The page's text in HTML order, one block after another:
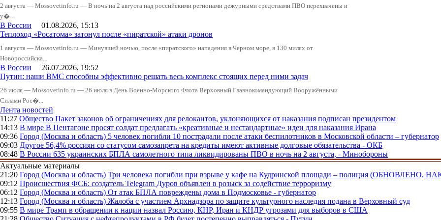
2 августа — Mossovetinfo.ru — В ночь на 2 августа над российскими регионами дежурными средствами ПВО перехвачены и
у�...
В России 01.08.2026, 15:13
Теплоход «Росатома» затонул после «пиратской» атаки дронов
1 августа — Mossovetinfo.ru — Минувшей ночью, после «пиратского» нападения в Черном море, в 130 милях от
Новороссийска...
В России 26.07.2026, 19:52
Путин: наши ВМС способны эффективно решать весь комплекс стоящих перед ними задач
26 июля — Mossovetinfo.ru — 26 июля в День Военно-Морского Флота Верховный Главнокомандующий Вооружёнными
Силами Рос�...
Лента новостей
11:27 Общество Пакет законов об ограничениях для релокантов, уклоняющихся от наказания подписан президентом
14:13 В мире В Пентагоне просят солдат предлагать «креативные и нестандартные» идеи для наказания Ирана
09:36 Город (Москва и область) 5 человек погибли 10 пострадали после атаки беспилотников в Московской области – губернатор
09:03 Другое 56,4% россиян со статусом самозапрета на кредиты имеют активные долговые обязательства - ОКБ
08:48 В России 635 украинских БПЛА самолетного типа ликвидированы ПВО в ночь на 2 августа, - Минобороны
Актуальные материалы
21:20 Город (Москва и область) Три человека погибли при взрыве у кафе на Кудринской площади – полиция (ОБНОВЛЕНО,
09:12 Происшествия ФСБ: создатель Telegram Дуров объявлен в розыск за содействие терроризму
06:12 Город (Москва и область) От атак БПЛА повреждены дома в Подмосковье - губернатор
12:13 Город (Москва и область) Жалоба с участием Архнадзора по защите культурного наследия подана в Верховный суд
09:55 В мире Трамп в обращении к нации назвал Россию, КНР, Иран и КНДР угрозами для выборов в США